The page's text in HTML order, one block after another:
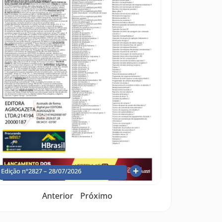
Edição nº2827 – 28/07/2026
Anterior Próximo